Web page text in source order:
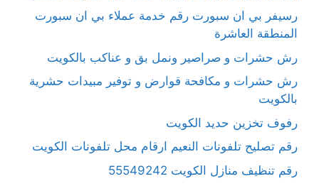
رسيفر بي ان سبورت رقم خدمة عملاء بي ان سبورت
المنطقة العاشرة
رش حشرات و صراصير ونمل بق و عناكب بالكويت
رش حشرات و مكافحة قوارض و توفير مبيدات حشرية
بالكويت
رفوف تخزين حديد الكويت
رقم تصليح تلفونات النعيم ارقام محل تلفونات الكويت
رقم تنظيف منازل الكويت 55549242